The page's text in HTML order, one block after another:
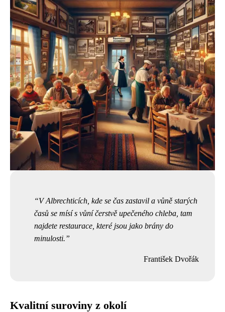
V Albrechticích, kde se čas zastavil a vůně starých
časů se mísí s vůní čerstvě upečeného chleba, tam
najdete restaurace, které jsou jako brány do
minulosti.
František Dvořák
Kvalitní suroviny z okolí